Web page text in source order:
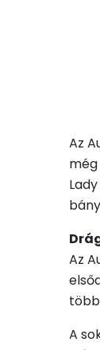
Az
Az
A